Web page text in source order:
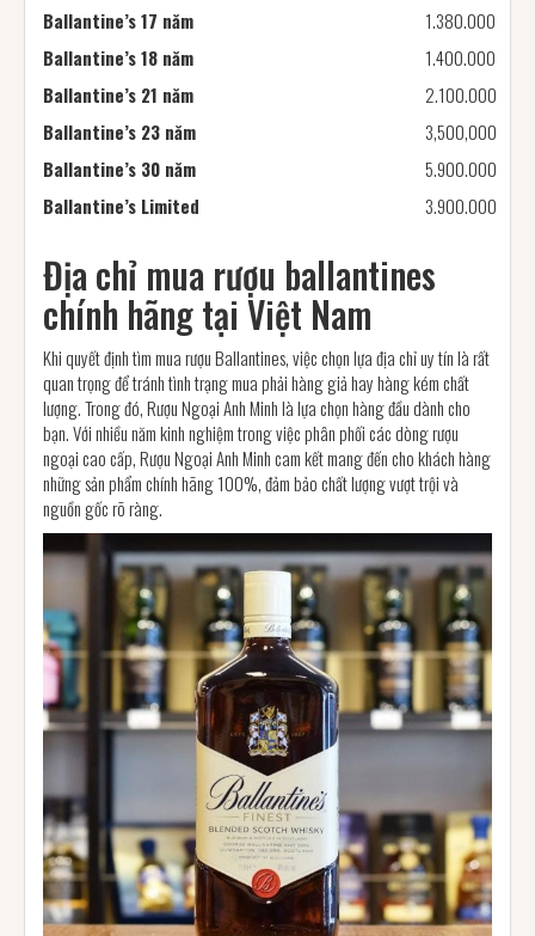
Ballantine’s 17 năm
1.380.000
Ballantine’s 18 năm
1.400.000
Ballantine’s 21 năm
2.100.000
Ballantine’s 23 năm
3,500,000
Ballantine’s 30 năm
5.900.000
Ballantine’s Limited
3.900.000
Địa chỉ mua rượu ballantines
chính hãng tại Việt Nam
Khi quyết định tìm mua rượu Ballantines, việc chọn lựa địa chỉ uy tín là rất
quan trọng để tránh tình trạng mua phải hàng giả hay hàng kém chất
lượng. Trong đó, Rượu Ngoại Anh Minh là lựa chọn hàng đầu dành cho
bạn. Với nhiều năm kinh nghiệm trong việc phân phối các dòng rượu
ngoại cao cấp, Rượu Ngoại Anh Minh cam kết mang đến cho khách hàng
những sản phẩm chính hãng 100%, đảm bảo chất lượng vượt trội và
nguồn gốc rõ ràng.